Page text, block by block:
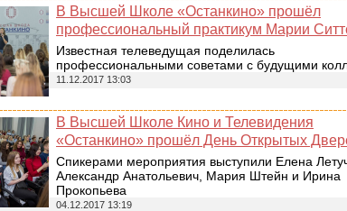
В Высшей Школе «Останкино» прошёл
профессиональный практикум Марии
Известная телеведущая поделилась
профессиональными советами с будущими
11.12.2017 13:03
В Высшей Школе Кино и Телевидения
«Останкино» прошёл День Открытых
Спикерами мероприятия выступили Елена
Александр Анатольевич, Мария Штейн и Ирина
Прокопьева
04.12.2017 13:19